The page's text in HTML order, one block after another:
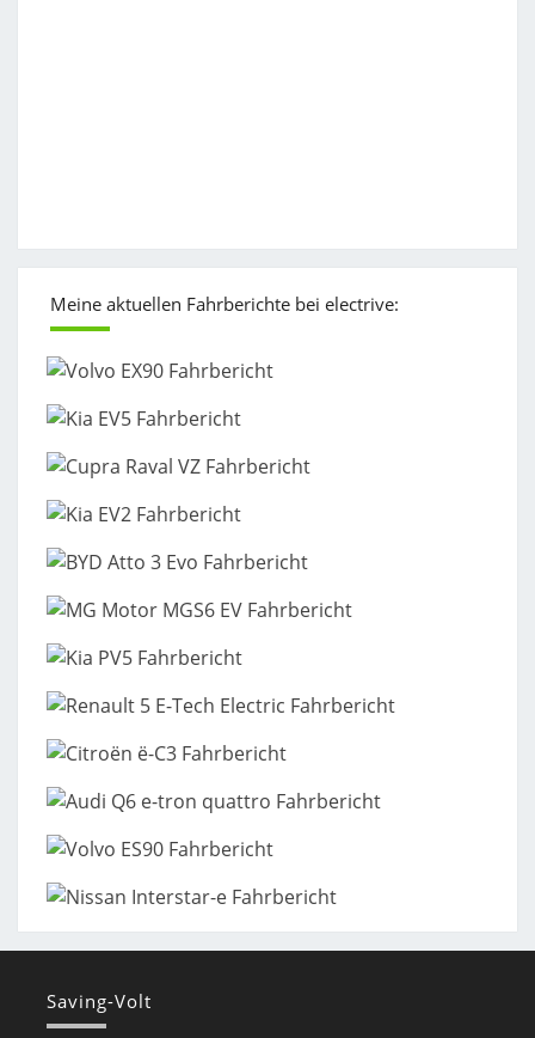
Meine aktuellen Fahrberichte bei electrive:
Saving-Volt